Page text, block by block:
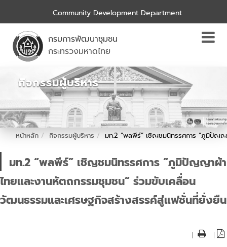
Community Development Department
กรมการพัฒนาชุมชน
กระทรวงมหาดไทย
กิจกรรมผู้บริหาร
หน้าหลัก กิจกรรมผู้บริหาร มท.2 “พลพีร์” เชิญชมนิทรรศการ “ภูมิปัญญ
มท.2 “พลพีร์” เชิญชมนิทรรศการ “ภูมิปัญญาผ้า
ไทยและงานหัตถกรรมชุมชน” ร่วมขับเคลื่อน
วัฒนธรรมและเศรษฐกิจสร้างสรรค์สู่แฟชั่นที่ยั่งยืน
| |